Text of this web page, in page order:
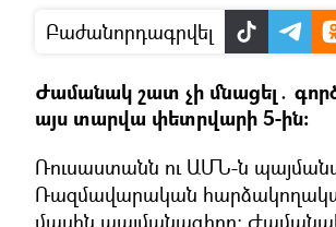
Բաժանորդագրվել
Ժամանակ շատ չի մնացել․
այս տարվա փետրվարի 5-ին։
Ռուսաստանն ու ԱՄՆ-ն
Ռազմավարական
մասին պայմանագիրը։